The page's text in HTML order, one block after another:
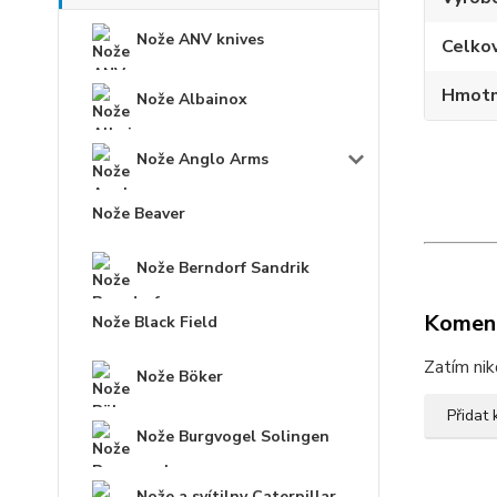
Nože ANV knives
Nože Albainox
Nože Anglo Arms
Nože Beaver
Nože Berndorf Sandrik
Nože Black Field
Nože Böker
Nože Burgvogel Solingen
Zatím
Přidat